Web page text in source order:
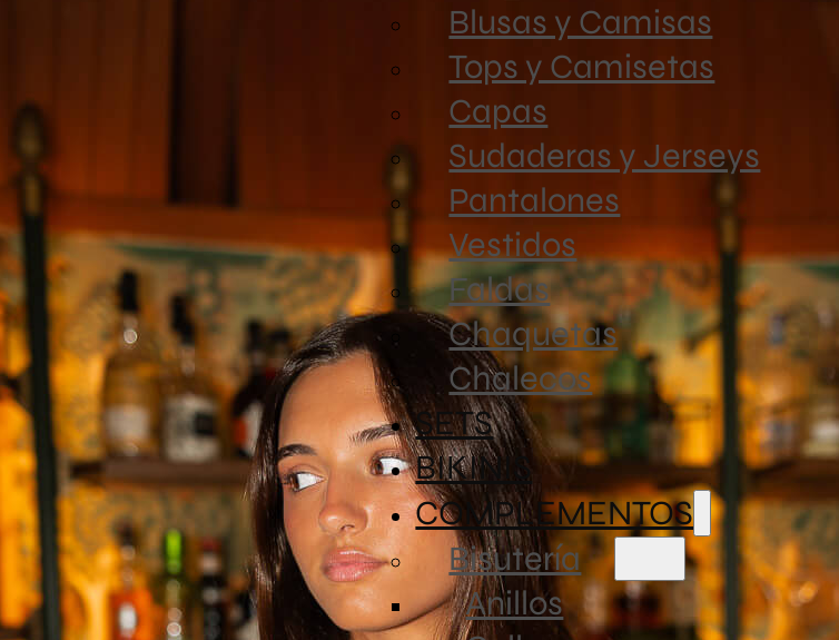
Blusas y Camisas
Tops y Camisetas
Capas
Sudaderas y Jerseys
Pantalones
Vestidos
Faldas
Chaquetas
Chalecos
SETS
BIKINIS
COMPLEMENTOS
Bisutería
Anillos